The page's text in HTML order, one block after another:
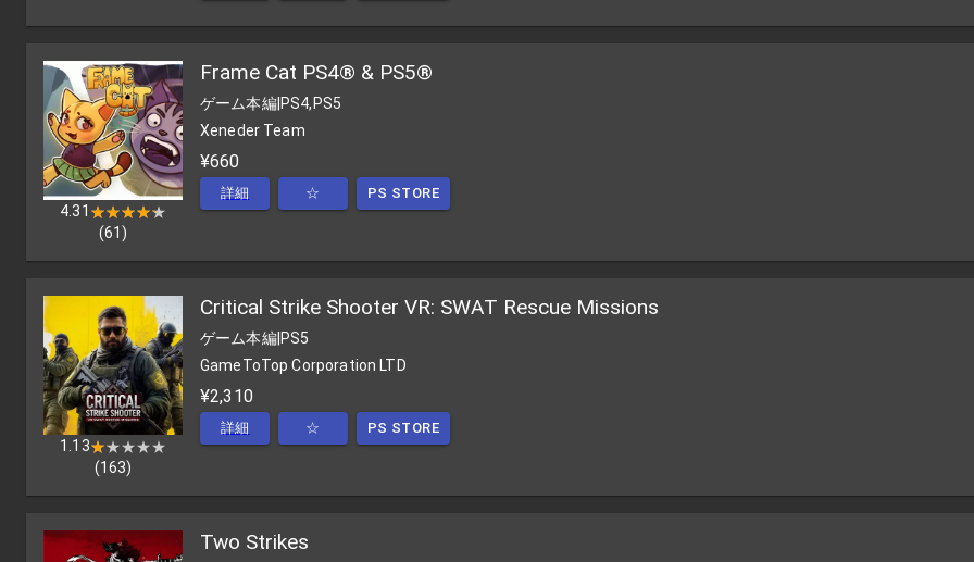
4.31 ★★★★★
★★★★★
(61 )
Frame Cat PS4® & PS5®
ゲーム本編| PS4,PS5
Xeneder Team
¥660
詳細 ☆ PS STORE
1.13★★★★★
★★★★★
(163)
Critical Strike Shooter VR: SWAT Rescue Missions
ゲーム本編| PS5
GameToTop Corporation LTD
¥2,310
詳細 ☆ PS STORE
Two Strikes